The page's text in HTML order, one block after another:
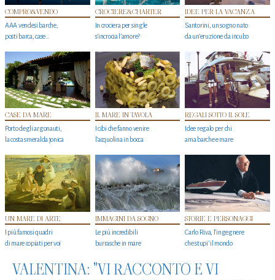
COMPRO&VENDO
AAA vendesi barche,
posti barca, case…
CROCIERE&CHARTER
In crociera per single
s'incrocia l’amore?
IDEE PER LA VACANZA
Santorini, un sogno nato
da un’eruzione da incubo
CASE DA MARE
Porto degli argonauti,
la costa smeralda jonica
IL MARE IN TAVOLA
I cibi che fanno venire
l’acquolina in bocca
REGALI SOTTO IL SOLE
Idee regalo per chi
ama barche e mare
UN MARE DI ARTE
I più famosi quadri
di mare copiati per voi
IMMAGINI DA SOGNO
Le più incredibili
burrasche in mare
STORIE E PERSONAGGI
Carlo Riva, l’ingegnere
che stupi' il mondo
VALENTINA: "VI RACCONTO E VI